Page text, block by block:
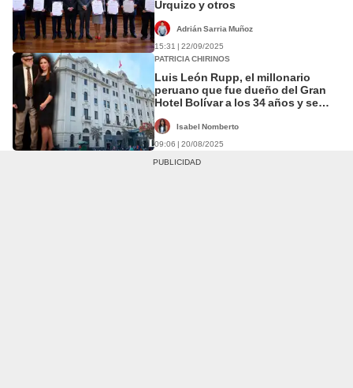
Urquizo y otros
Adrián Sarria Muñoz
15:31 | 22/09/2025
PATRICIA CHIRINOS
Luis León Rupp, el millonario
peruano que fue dueño del Gran
Hotel Bolívar a los 34 años y se
Isabel Nomberto
09:06 | 20/08/2025